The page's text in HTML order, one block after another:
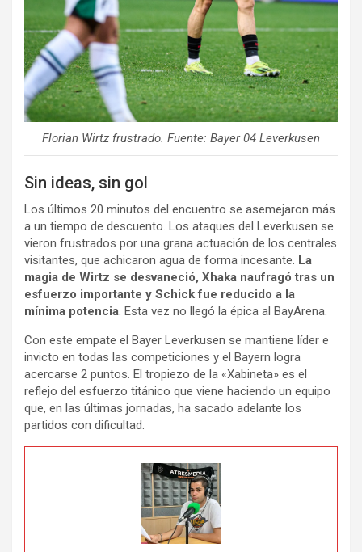
Florian Wirtz frustrado. Fuente: Bayer 04 Leverkusen
Sin ideas, sin gol
Los últimos 20 minutos del encuentro se asemejaron más
a un tiempo de descuento. Los ataques del Leverkusen se
vieron frustrados por una grana actuación de los centrales
visitantes, que achicaron agua de forma incesante. La
magia de Wirtz se desvaneció, Xhaka naufragó tras un
esfuerzo importante y Schick fue reducido a la
mínima potencia. Esta vez no llegó la épica al BayArena.
Con este empate el Bayer Leverkusen se mantiene líder e
invicto en todas las competiciones y el Bayern logra
acercarse 2 puntos. El tropiezo de la «Xabineta» es el
reflejo del esfuerzo titánico que viene haciendo un equipo
que, en las últimas jornadas, ha sacado adelante los
partidos con dificultad.